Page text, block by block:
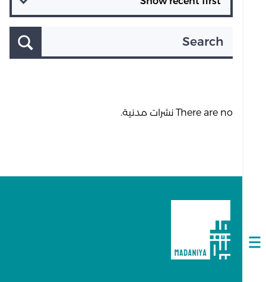
Open
navigation
There are no نشرات مدنية.